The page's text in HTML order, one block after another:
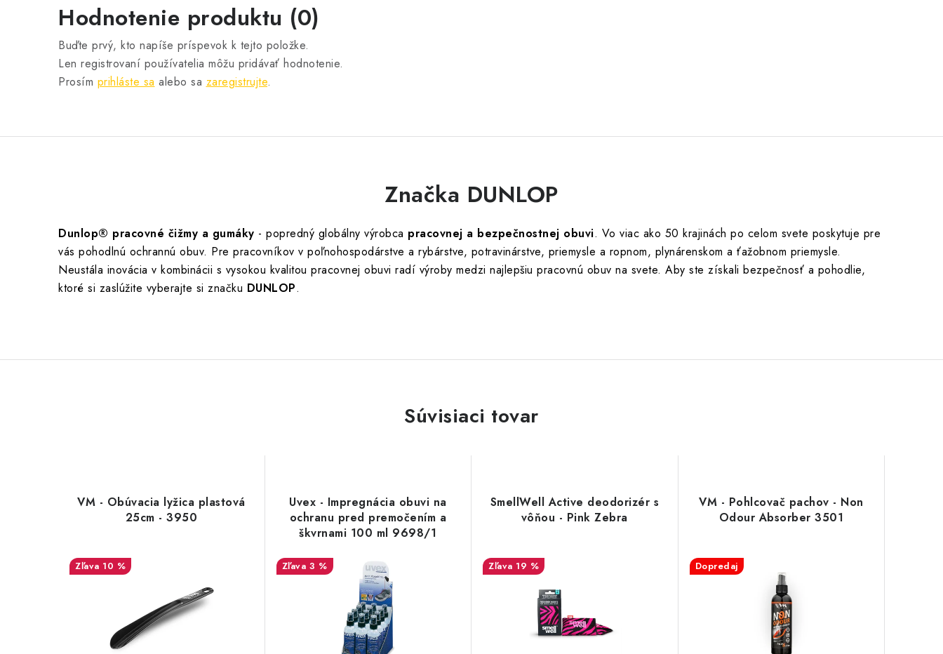
Hodnotenie produktu (0)
Buďte prvý, kto napíše príspevok k tejto položke.
Len registrovaní používatelia môžu pridávať hodnotenie.
Prosím prihláste sa alebo sa zaregistrujte.
Značka DUNLOP
Dunlop® pracovné čižmy a gumáky - popredný globálny výrobca pracovnej a bezpečnostnej obuvi. Vo viac ako 50 krajinách po celom svete poskytuje pre
vás pohodlnú ochrannú obuv. Pre pracovníkov v poľnohospodárstve a rybárstve, potravinárstve, priemysle a ropnom, plynárenskom a ťažobnom priemysle.
Neustála inovácia v kombinácii s vysokou kvalitou pracovnej obuvi radí výroby medzi najlepšiu pracovnú obuv na svete. Aby ste získali bezpečnosť a pohodlie,
ktoré si zaslúžite vyberajte si značku DUNLOP.
Súvisiaci tovar
VM - Obúvacia lyžica plastová
25cm - 3950
10 %
Uvex - Impregnácia obuvi na
ochranu pred premočením a
škvrnami 100 ml 9698/1
3 %
SmellWell Active deodorizér s
vôňou - Pink Zebra
19 %
VM - Pohlcovač pachov - Non
Odour Absorber 3501
Dopredaj